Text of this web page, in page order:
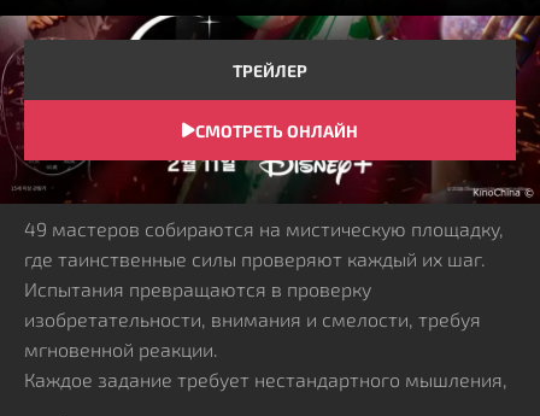
ТРЕЙЛЕР
СМОТРЕТЬ ОНЛАЙН
СЮЖЕТ
49 мастеров собираются на мистическую площадку,
где таинственные силы проверяют каждый их шаг.
Испытания превращаются в проверку
изобретательности, внимания и смелости, требуя
мгновенной реакции.
Каждое задание требует нестандартного мышления,